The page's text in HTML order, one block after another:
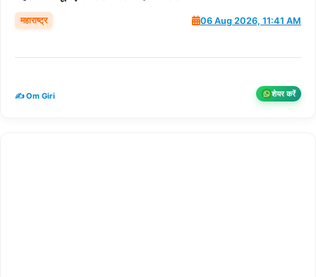
महाराष्ट्र 06 Aug 2026, 11:41 AM
✍️ Om Giri शेयर करें